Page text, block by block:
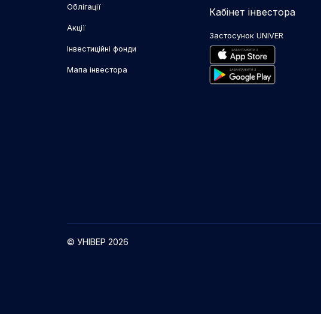
Облігації
Акції
Інвестиційні фонди
Мапа інвестора
Кабінет інвестора
Застосунок UNIVER
© УНІВЕР 2026